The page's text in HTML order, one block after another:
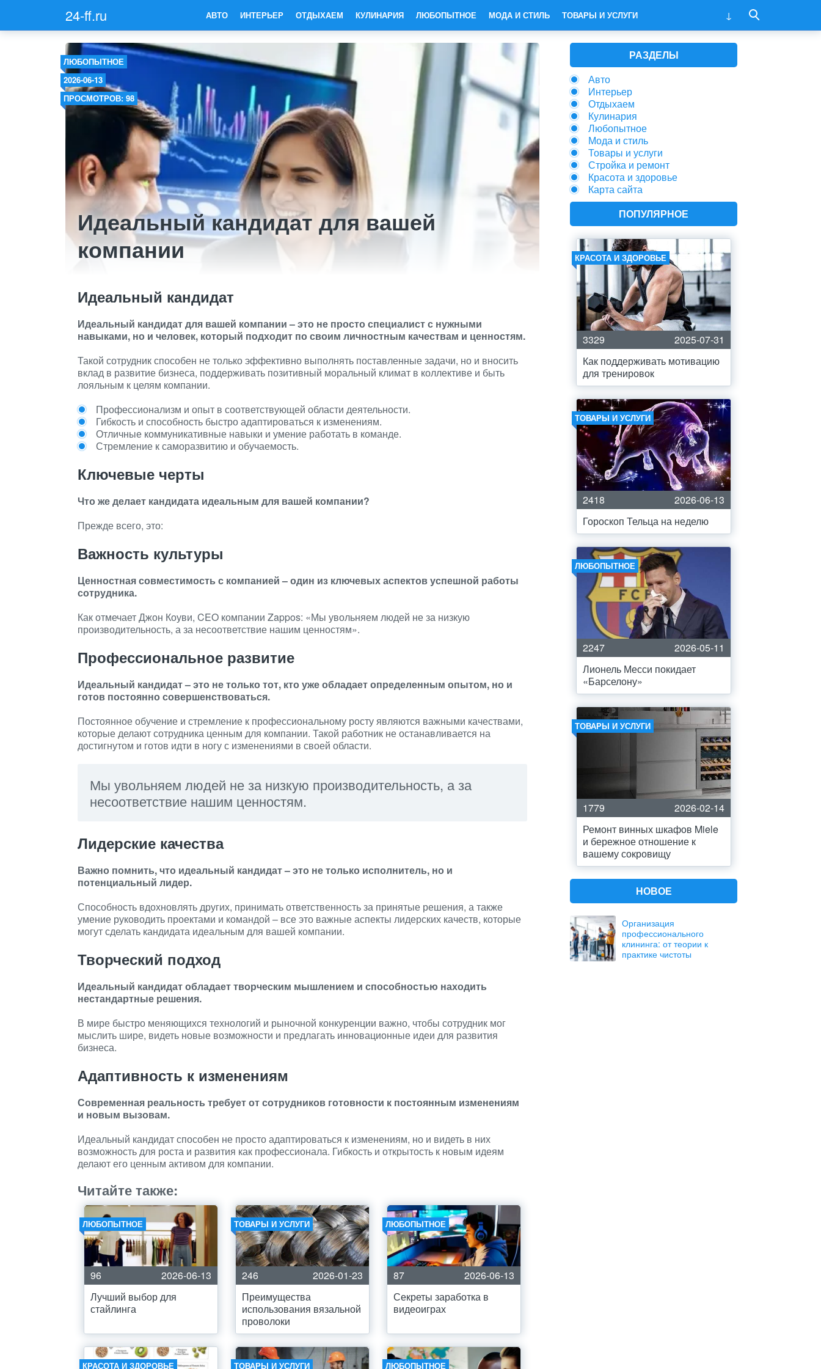
24-ff.ru АВТО ИНТЕРЬЕР ОТДЫХАЕМ КУЛИНАРИЯ ЛЮБОПЫТНОЕ МОДА И СТИЛЬ ТОВАРЫ И УСЛУГИ
ЛЮБОПЫТНОЕ
2026-06-13
ПРОСМОТРОВ: 98
Идеальный кандидат для вашей
компании
Идеальный кандидат
Идеальный кандидат для вашей компании – это не просто специалист с нужными
навыками, но и человек, который подходит по своим личностным качествам и ценностям.
Такой сотрудник способен не только эффективно выполнять поставленные задачи, но и вносить
вклад в развитие бизнеса, поддерживать позитивный моральный климат в коллективе и быть
лояльным к целям компании.
Профессионализм и опыт в соответствующей области деятельности.
Гибкость и способность быстро адаптироваться к изменениям.
Отличные коммуникативные навыки и умение работать в команде.
Стремление к саморазвитию и обучаемость.
Ключевые черты
Что же делает кандидата идеальным для вашей компании?
Прежде всего, это:
Важность культуры
Ценностная совместимость с компанией – один из ключевых аспектов успешной работы
сотрудника.
Как отмечает Джон Коуви, CEO компании Zappos: «Мы увольняем людей не за низкую
производительность, а за несоответствие нашим ценностям».
Профессиональное развитие
Идеальный кандидат – это не только тот, кто уже обладает определенным опытом, но и
готов постоянно совершенствоваться.
Постоянное обучение и стремление к профессиональному росту являются важными качествами,
которые делают сотрудника ценным для компании. Такой работник не останавливается на
достигнутом и готов идти в ногу с изменениями в своей области.
Мы увольняем людей не за низкую производительность, а за
несоответствие нашим ценностям.
Лидерские качества
Важно помнить, что идеальный кандидат – это не только исполнитель, но и
потенциальный лидер.
Способность вдохновлять других, принимать ответственность за принятые решения, а также
умение руководить проектами и командой – все это важные аспекты лидерских качеств, которые
могут сделать кандидата идеальным для вашей компании.
Творческий подход
Идеальный кандидат обладает творческим мышлением и способностью находить
нестандартные решения.
В мире быстро меняющихся технологий и рыночной конкуренции важно, чтобы сотрудник мог
мыслить шире, видеть новые возможности и предлагать инновационные идеи для развития
бизнеса.
Адаптивность к изменениям
Современная реальность требует от сотрудников готовности к постоянным изменениям
и новым вызовам.
Идеальный кандидат способен не просто адаптироваться к изменениям, но и видеть в них
возможность для роста и развития как профессионала. Гибкость и открытость к новым идеям
делают его ценным активом для компании.
Читайте также:
ЛЮБОПЫТНОЕ
96
2026-06-13
Лучший выбор для
стайлинга
ТОВАРЫ И УСЛУГИ
246
2026-01-23
Преимущества
использования вязальной
проволоки
ЛЮБОПЫТНОЕ
87
2026-06-13
Секреты заработка в
видеоиграх
КРАСОТА И ЗДОРОВЬЕ ТОВАРЫ И УСЛУГИ ЛЮБОПЫТНОЕ
РАЗДЕЛЫ
Авто
Интерьер
Отдыхаем
Кулинария
Любопытное
Мода и стиль
Товары и услуги
Стройка и ремонт
Красота и здоровье
Карта сайта
ПОПУЛЯРНОЕ
КРАСОТА И ЗДОРОВЬЕ
3329
2025-07-31
Как поддерживать мотивацию
для тренировок
ТОВАРЫ И УСЛУГИ
2418
2026-06-13
Гороскоп Тельца на неделю
ЛЮБОПЫТНОЕ
2247
2026-05-11
Лионель Месси покидает
«Барселону»
ТОВАРЫ И УСЛУГИ
1779
2026-02-14
Ремонт винных шкафов Miele
и бережное отношение к
вашему сокровищу
НОВОЕ
Организация
профессионального
клининга: от теории к
практике чистоты